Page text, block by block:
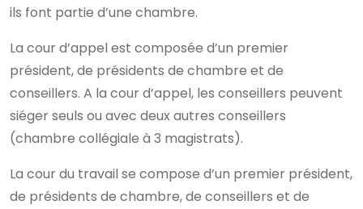
ils font partie d’une chambre.
La cour d’appel est composée d’un premier
président, de présidents de chambre et de
conseillers. A la cour d’appel, les conseillers peuvent
siéger seuls ou avec deux autres conseillers
(chambre collégiale à 3 magistrats).
La cour du travail se compose d’un premier président,
de présidents de chambre, de conseillers et de